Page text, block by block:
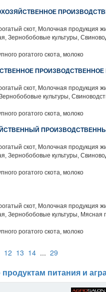
скот, Молочная продукция
Зернобобовые культуры,
рогатого скота, молоко
ПРОИЗВОДСТВЕННОЕ
скот, Молочная продукция
культуры,
рогатого скота, молоко
скот, Молочная продукция
Зернобобовые культуры,
рогатого скота, молоко
скот, Молочная продукция
Зернобобовые культуры, Мясная
рогатого скота, молоко
12 13 14 ... 29
питания и